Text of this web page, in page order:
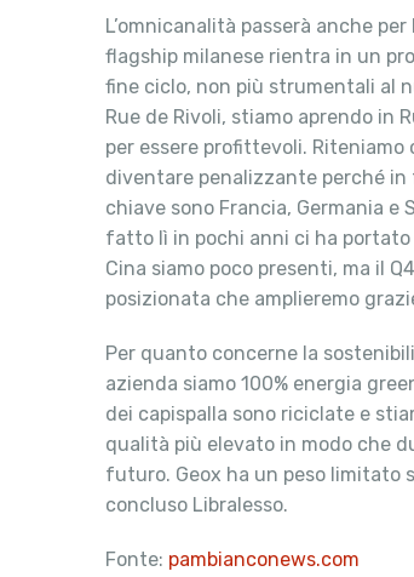
L’omnicanalità passerà anche
flagship milanese rientra in un
fine ciclo, non più strumentali al
Rue de Rivoli, stiamo aprendo in
per essere profittevoli.
diventare penalizzante perché in
chiave sono Francia, Germania
fatto lì in pochi anni ci ha portato
Cina siamo poco presenti, ma il
posizionata che amplieremo
Per quanto concerne la
azienda siamo 100% energia
dei capispalla sono riciclate e
qualità più elevato in modo che
futuro. Geox ha un peso limitato
concluso Libralesso.
Fonte: pambianconews.com